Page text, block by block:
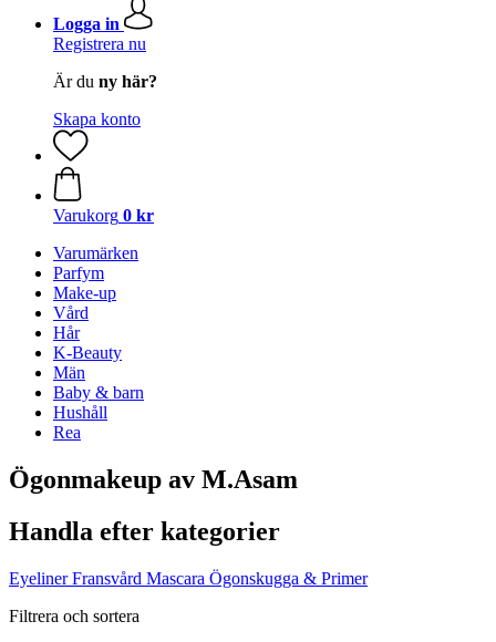
Logga in
Registrera nu
Är du ny här?
Skapa konto
Varukorg 0 kr
Varumärken
Parfym
Make-up
Vård
Hår
K-Beauty
Män
Baby & barn
Hushåll
Rea
Ögonmakeup av M.Asam
Handla efter kategorier
Eyeliner Fransvård Mascara Ögonskugga & Primer
Filtrera och sortera